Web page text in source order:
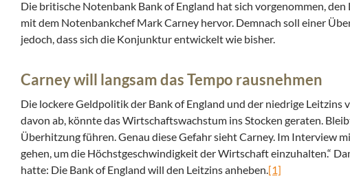
Die britische Notenbank Bank of England hat sich vorgenommen,
mit dem Notenbankchef Mark Carney hervor. Demnach soll einer
jedoch, dass sich die Konjunktur entwickelt wie bisher.
Carney will langsam das Tempo rausnehmen
Die lockere Geldpolitik der Bank of England und der niedrige
davon ab, könnte das Wirtschaftswachstum ins Stocken geraten.
Überhitzung führen. Genau diese Gefahr sieht Carney. Im Interview
gehen, um die Höchstgeschwindigkeit der Wirtschaft einzuhalten.“
hatte: Die Bank of England will den Leitzins anheben.[1]